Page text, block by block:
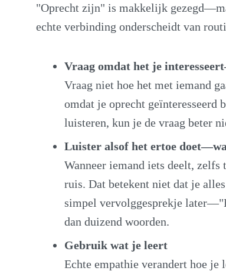
"Oprecht zijn" is makkelijk
echte verbinding onderscheidt van
Vraag omdat het je
Vraag niet hoe het met iemand
omdat je oprecht geïnteresseerd
luisteren, kun je de vraag beter
Luister alsof het ertoe
Wanneer iemand iets deelt,
ruis. Dat betekent niet dat je
simpel vervolggesprekje
dan duizend woorden.
Gebruik wat je leert
Echte empathie verandert hoe